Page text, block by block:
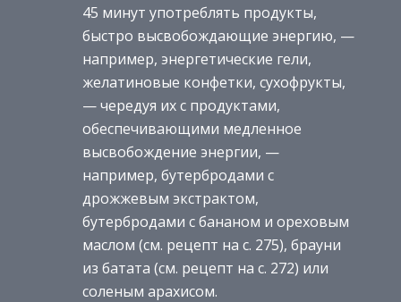
45 минут употреблять продукты,
быстро высвобождающие энергию, —
например, энергетические гели,
желатиновые конфетки, сухофрукты,
— чередуя их с продуктами,
обеспечивающими медленное
высвобождение энергии, —
например, бутербродами с
дрожжевым экстрактом,
бутербродами с бананом и ореховым
маслом (см. рецепт на с. 275), брауни
из батата (см. рецепт на с. 272) или
соленым арахисом.